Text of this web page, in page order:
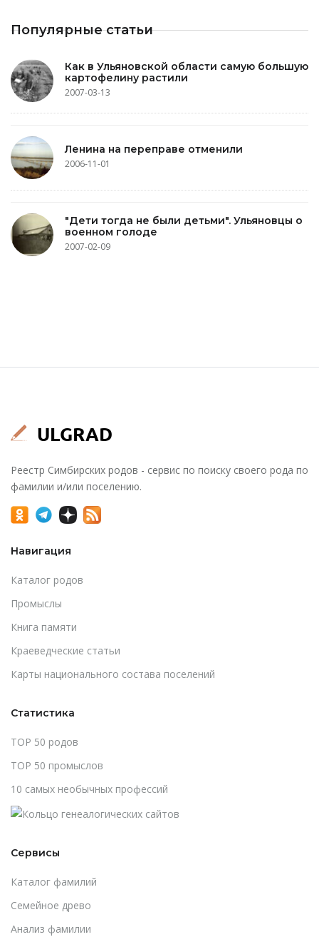
Популярные статьи
Как в Ульяновской области самую большую
картофелину растили
2007-03-13
Ленина на переправе отменили
2006-11-01
"Дети тогда не были детьми". Ульяновцы о
военном голоде
2007-02-09
Реестр Симбирских родов - сервис по поиску своего рода по
фамилии и/или поселению.
Навигация
Каталог родов
Промыслы
Книга памяти
Краеведческие статьи
Карты национального состава поселений
Статистика
TOP 50 родов
TOP 50 промыслов
10 самых необычных профессий
Сервисы
Каталог фамилий
Cемейное древо
Анализ фамилии